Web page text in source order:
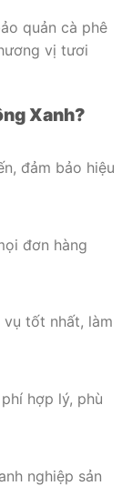
quản cà phê
vị tươi
Xanh?
đảm bảo hiệu
đơn hàng
tốt nhất, làm
hợp lý, phù
nghiệp sản